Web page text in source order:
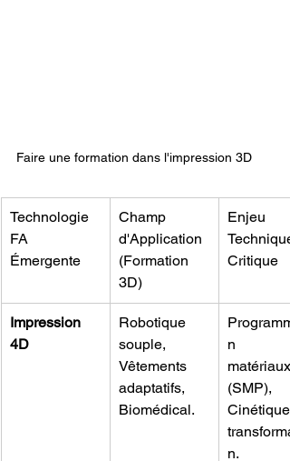
Faire une formation dans l'impression 3D
Technologie
FA
Émergente
Champ
d'Application
(Formation
3D)
Enjeu
Technique
Critique
Impression
4D
Robotique
souple,
Vêtements
adaptatifs,
Biomédical.
n
matériaux
(SMP),
n.